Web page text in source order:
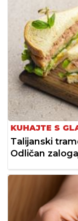
KUHAJTE S
Talijanski
Odličan